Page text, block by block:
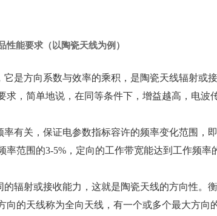
能要求（以陶瓷天线为例）
是方向系数与效率的乘积，是陶瓷天线辐射或
，简单地说，在同等条件下，增益越高，电波
率有关，保证电参数指标容许的频率变化范围，
范围的3-5%，定向的工作带宽能达到工作频率的
辐射或接收能力，这就是陶瓷天线的方向性。
向的天线称为全向天线，有一个或多个最大方向